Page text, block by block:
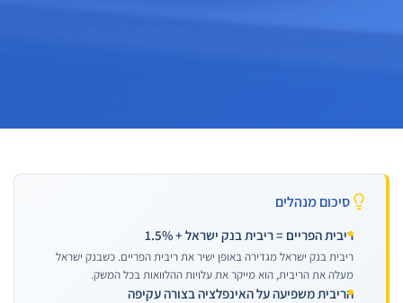
סיכום מנהלים
ריבית הפריים = ריבית בנק ישראל + 1.5%
ריבית בנק ישראל מגדירה באופן ישיר את ריבית הפריים. כשבנק ישראל
מעלה את הריבית, הוא מייקר את עלויות ההלוואות בכל המשק.
הריבית משפיעה על האינפלציה בצורה עקיפה